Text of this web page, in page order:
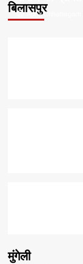
बिलासपुरApna Chhattisgarh
मुंगेली